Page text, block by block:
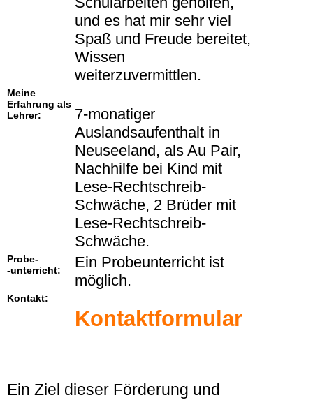
und es hat mir sehr viel
Spaß und Freude bereitet,
Wissen
weiterzuvermittlen.
Meine
Erfahrung als
Lehrer:
7-monatiger
Auslandsaufenthalt in
Neuseeland, als Au Pair,
Nachhilfe bei Kind mit
Lese-Rechtschreib-
Schwäche, 2 Brüder mit
Lese-Rechtschreib-
Schwäche.
Probe-
-unterricht:
Ein Probeunterricht ist
möglich.
Kontakt:
Kontaktformular
Ein Ziel dieser Förderung und